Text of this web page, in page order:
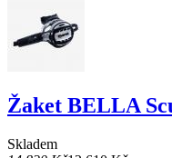
Žaket BELLA
Skladem